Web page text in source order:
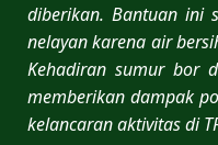
diberikan. Bantuan ini
nelayan karena air
Kehadiran sumur bor
memberikan dampak
kelancaran aktivitas di